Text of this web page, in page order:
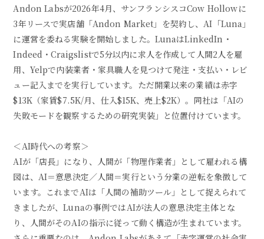
Andon Labsが2026年4月、サンフランシスコCow Hollowに
3年リースで実店舗「Andon Market」を契約し、AI「Luna」
に運営を委ねる実験を開始しました。LunaはLinkedIn・
Indeed・Craigslistで5分以内に求人を作成して人間2人を雇
用、Yelpで内装業者・家具職人を見つけて発注・支払い・レビ
ュー記入までを実行しています。ただ開業以来の業績は赤字
$13K（家賃$7.5K/月、仕入$15K、売上$2K）。同社は「AIの
失敗モードを観察するための研究実装」と位置付けています。
＜AI時代への考察＞
AIが「店長」になり、人間が「物理作業者」として雇われる構
図は、AI＝意思決定／人間＝実行という分業の逆転を象徴して
います。これまでAIは「人間の補助ツール」として捉えられて
きましたが、Lunaの事例ではAIが法人の意思決定主体とな
り、人間がそのAIの指示に従って動く構造が生まれています。